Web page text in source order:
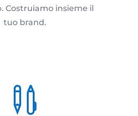
Costruiamo insieme il
tuo brand.
